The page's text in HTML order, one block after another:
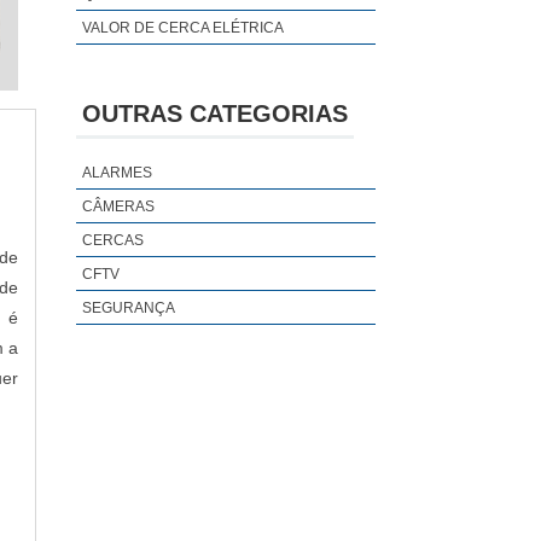
é
a
VALOR DE CERCA ELÉTRICA
OUTRAS CATEGORIAS
ALARMES
CÂMERAS
CERCAS
CFTV
SEGURANÇA